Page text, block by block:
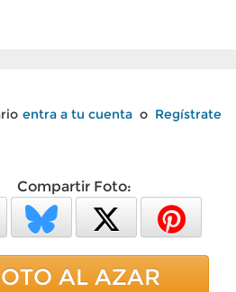
entra a tu cuenta o Regístrate
Compartir Foto:
AL AZAR